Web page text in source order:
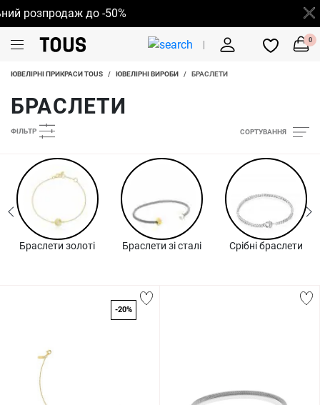
до -50%
0
ЮВЕЛІРНІ ПРИКРАСИ TOUS / ЮВЕЛІРНІ ВИРОБИ / БРАСЛЕТИ
БРАСЛЕТИ
СОРТУВАННЯ
ФІЛЬТР
Браслети золоті Браслети зі сталі Срібні браслети
-20%